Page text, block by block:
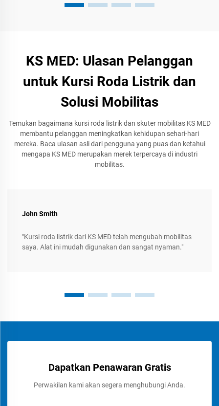
KS MED: Ulasan Pelanggan
untuk Kursi Roda Listrik dan
Solusi Mobilitas
Temukan bagaimana kursi roda listrik dan skuter mobilitas KS MED
membantu pelanggan meningkatkan kehidupan sehari-hari
mereka. Baca ulasan asli dari pengguna yang puas dan ketahui
mengapa KS MED merupakan merek terpercaya di industri
mobilitas.
John Smith
"Kursi roda listrik dari KS MED telah mengubah mobilitas
saya. Alat ini mudah digunakan dan sangat nyaman."
Dapatkan Penawaran Gratis
Perwakilan kami akan segera menghubungi Anda.